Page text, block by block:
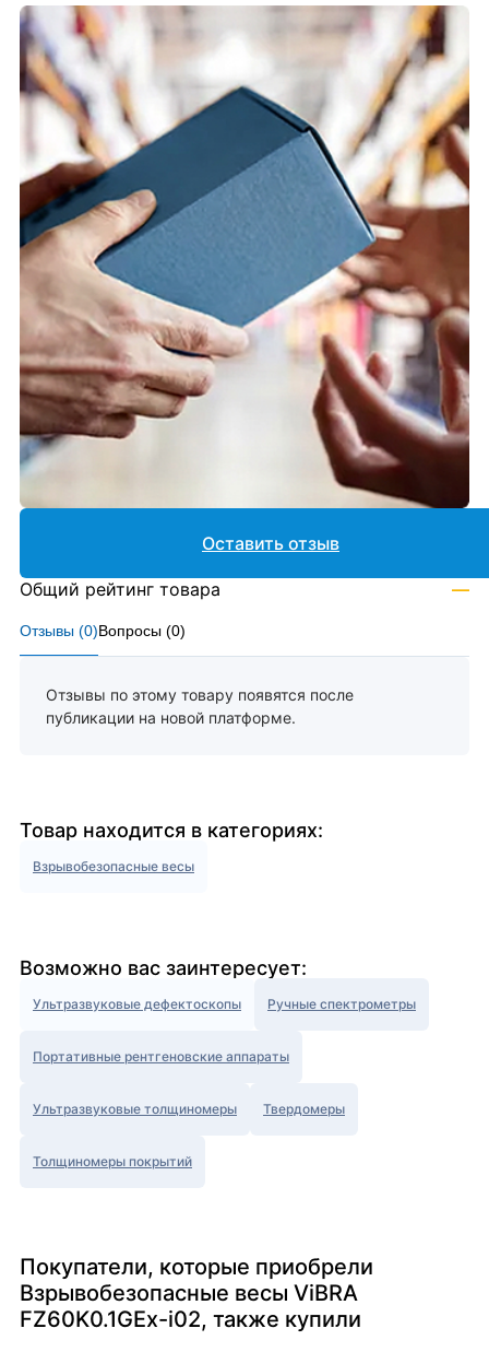
Отзывы (0)Вопросы (0)
Отзывы по этому товару появятся после
публикации на новой платформе.
Оставить отзыв
Общий рейтинг товара —
Товар находится в категориях:
Взрывобезопасные весы
Возможно вас заинтересует:
Ультразвуковые дефектоскопы Ручные спектрометры
Портативные рентгеновские аппараты
Ультразвуковые толщиномеры Твердомеры
Толщиномеры покрытий
Покупатели, которые приобрели
Взрывобезопасные весы ViBRA
FZ60K0.1GEx-i02, также купили